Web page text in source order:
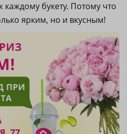
букету. Потому что
ярким, но и вкусным!